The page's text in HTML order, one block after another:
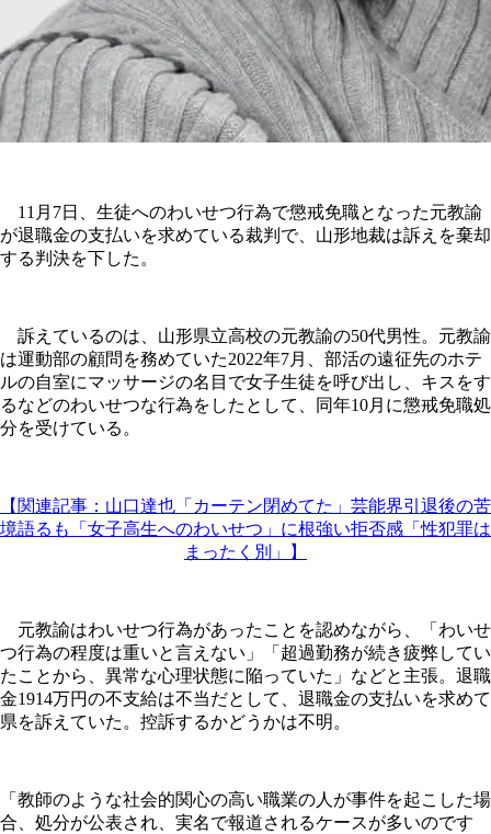
11月7日、生徒へのわいせつ行為で懲戒免職となった元教諭
が退職金の支払いを求めている裁判で、山形地裁は訴えを棄却
する判決を下した。
訴えているのは、山形県立高校の元教諭の50代男性。元教諭
は運動部の顧問を務めていた2022年7月、部活の遠征先のホテ
ルの自室にマッサージの名目で女子生徒を呼び出し、キスをす
るなどのわいせつな行為をしたとして、同年10月に懲戒免職処
分を受けている。
【関連記事：山口達也「カーテン閉めてた」芸能界引退後の苦
境語るも「女子高生へのわいせつ」に根強い拒否感「性犯罪は
まったく別」】
元教諭はわいせつ行為があったことを認めながら、「わいせ
つ行為の程度は重いと言えない」「超過勤務が続き疲弊してい
たことから、異常な心理状態に陥っていた」などと主張。退職
金1914万円の不支給は不当だとして、退職金の支払いを求めて
県を訴えていた。控訴するかどうかは不明。
「教師のような社会的関心の高い職業の人が事件を起こした場
合、処分が公表され、実名で報道されるケースが多いのです